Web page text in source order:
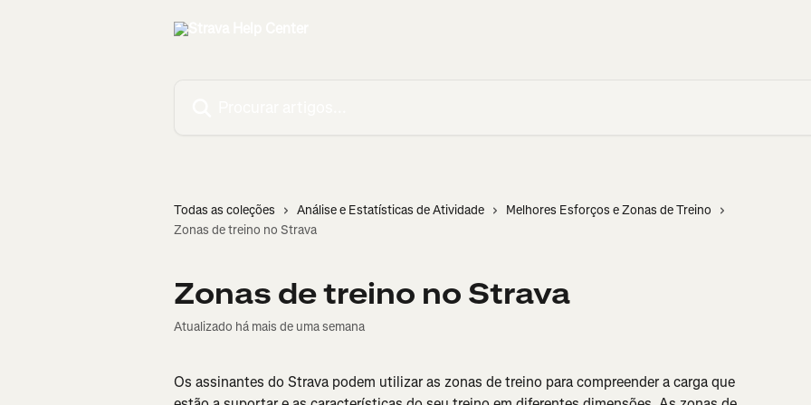
Todas as coleções Análise e Estatísticas de Atividade
Melhores Esforços e Zonas de Treino
Zonas de treino no Strava
Zonas de treino no Strava
Atualizado há mais de uma semana
Os assinantes do Strava podem utilizar as zonas de treino para compreender a carga que